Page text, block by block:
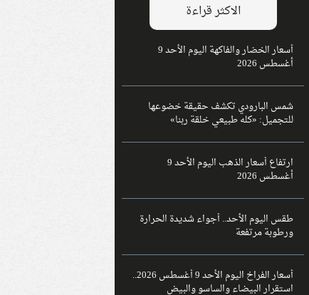
الاكثر قراءة
أسعار الخضار والفاكهة اليوم الأحد 9
أغسطس 2026
شمس البارودي تكشف حقيقة خضوعها
للتجميل: «كله طبيعي خلقة ربنا»
ارتفاع أسعار الذهب اليوم الأحد 9
أغسطس 2026
طقس اليوم الأحد.. أجواء شديدة الحرارة
ورطوبة مرتفعة
أسعار الفراخ اليوم الأحد 9 أغسطس 2026..
استقرار البيضاء والساسو والبيض